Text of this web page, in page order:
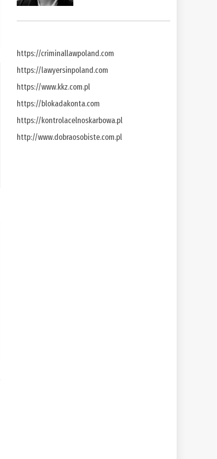
https://criminallawpoland.com
https://lawyersinpoland.com
https://www.kkz.com.pl
https://blokadakonta.com
https://kontrolacelnoskarbowa.pl
http://www.dobraosobiste.com.pl